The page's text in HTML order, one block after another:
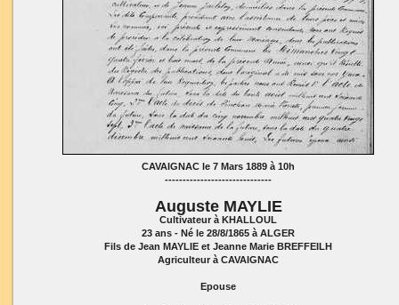
CAVAIGNAC le 7 Mars 1889 à 10h
------------------------------
Auguste MAYLIE
Cultivateur à KHALLOUL
23 ans - Né le 28/8/1865 à ALGER
Fils de Jean MAYLIE et Jeanne Marie BREFFEILH
Agriculteur à CAVAIGNAC
Epouse